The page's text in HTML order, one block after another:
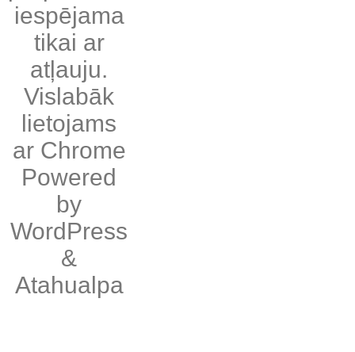
iespējama
tikai ar
atļauju.
Vislabāk
lietojams
ar Chrome
Powered
by
WordPress
&
Atahualpa